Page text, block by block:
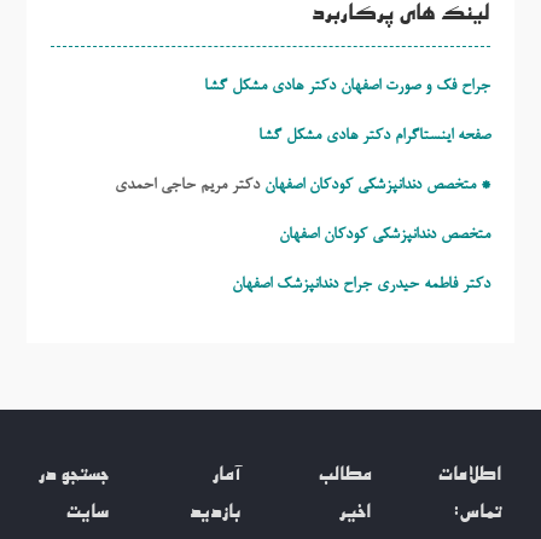
لینک های پرکاربرد
جراح فک و صورت اصفهان دکتر هادی مشکل گشا
صفحه اینستاگرام دکتر هادی مشکل گشا
* متخصص دندانپزشکی کودکان اصفهان دکتر مریم حاجی احمدی
متخصص دندانپزشکی کودکان اصفهان
دکتر فاطمه حیدری جراح دندانپزشک اصفهان
اطلاعات
تماس:
مطالب
اخیر
آمار
بازدید
جستجو در
سایت